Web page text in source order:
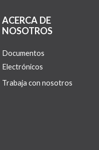
ACERCA DE
NOSOTROS
Documentos
Electrónicos
Trabaja con nosotros